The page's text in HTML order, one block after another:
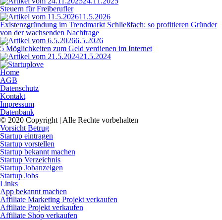
Steuern für Freiberufler
11.5.2026
Existenzgründung im Trendmarkt Schließfach: so profitieren Gründer
von der wachsenden Nachfrage
6.5.2026
5 Möglichkeiten zum Geld verdienen im Internet
21.5.2024
Home
AGB
Datenschutz
Kontakt
Impressum
Datenbank
© 2020 Copyright | Alle Rechte vorbehalten
Vorsicht Betrug
Startup eintragen
Startup vorstellen
Startup bekannt machen
Startup Verzeichnis
Startup Jobanzeigen
Startup Jobs
Links
App bekannt machen
Affiliate Marketing Projekt verkaufen
Affiliate Projekt verkaufen
Affiliate Shop verkaufen